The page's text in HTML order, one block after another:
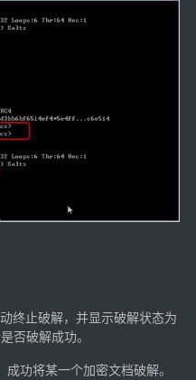
终止破解，并显示破解状态为
否破解成功。
功将某一个加密文档破解。